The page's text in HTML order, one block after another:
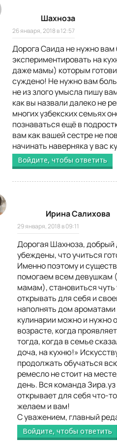
Шахноза
26 января, 2018 в 12:57
Дорога Саида не нужно
экспериментировать на
даже мамы) которым
суждено! Не нужно вам
не из злого умысла пишу
как вы назвали далеко не
многих узбекских семьях
познаваться ещё в
вам как вашей сестре не
начинать наверняка у вас
Войдите, чтобы ответить
Ирина Салихова
29 января, 2018 в 09:11
Дорогая Шахноза, добрый
убеждены, что учиться
Именно поэтому и
помогаем всем
мамам), становиться чуть
открывать для себя и
наполнять дом
кулинарии можно и нужно
возрасте, когда
тогда, когда в семье
доча, на кухню!»
продолжать обучаться
ремесло не стоит на
день. Вся команда
открывает для себя что-
желаем и вам!
С уважением, главный
Войдите, чтобы ответить